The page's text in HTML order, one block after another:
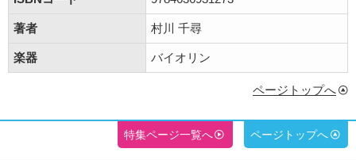
著者 村川 千尋
楽器 バイオリン
ページトップへ
特集ページ一覧へ ページトップへ